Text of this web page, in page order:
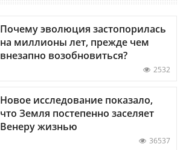
Почему эволюция застопорилась
на миллионы лет, прежде чем
внезапно возобновиться?
2532
Новое исследование показало,
что Земля постепенно заселяет
Венеру жизнью
36537